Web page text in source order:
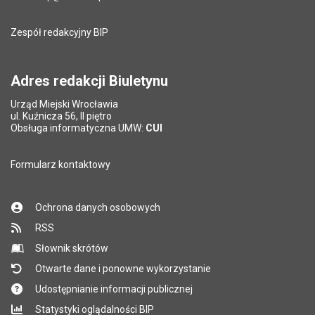
Zespół redakcyjny BIP
Adres redakcji Biuletynu
Urząd Miejski Wrocławia
ul. Kuźnicza 56, II piętro
Obsługa informatyczna UMW: CUI
Formularz kontaktowy
Ochrona danych osobowych
RSS
Słownik skrótów
Otwarte dane i ponowne wykorzystanie
Udostępnianie informacji publicznej
Statystyki oglądalności BIP